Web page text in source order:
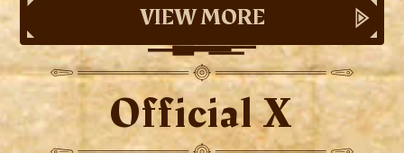
VIEW MORE
Official X